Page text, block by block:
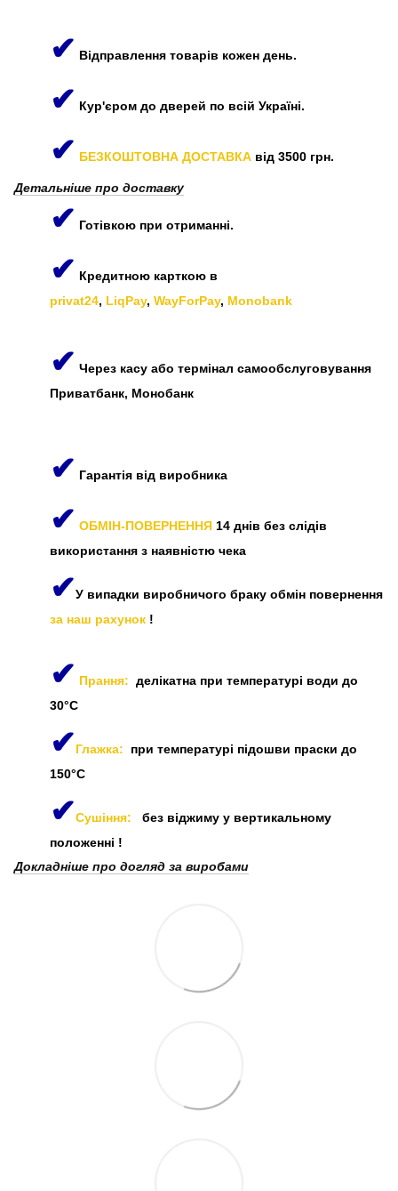
✔ Відправлення товарів кожен день.
✔ Кур'єром до дверей по всій Україні.
✔ БЕЗКОШТОВНА ДОСТАВКА від 3500 грн.
Детальніше про доставку
✔ Готівкою при отриманні.
✔ Кредитною карткою в
privat24, LiqPay, WayForPay, Monobank
✔ Через касу або термінал самообслуговування
Приватбанк, Монобанк
✔ Гарантія від виробника
✔ ОБМІН-ПОВЕРНЕННЯ 14 днів без слідів
використання з наявністю чека
✔У випадки виробничого браку обмін повернення
за наш рахунок !
✔ Прання: делікатна при температурі води до
30°C
✔Глажка: при температурі підошви праски до
150°C
✔Сушіння:
без віджиму у вертикальному
положенні !
Докладніше про догляд за виробами